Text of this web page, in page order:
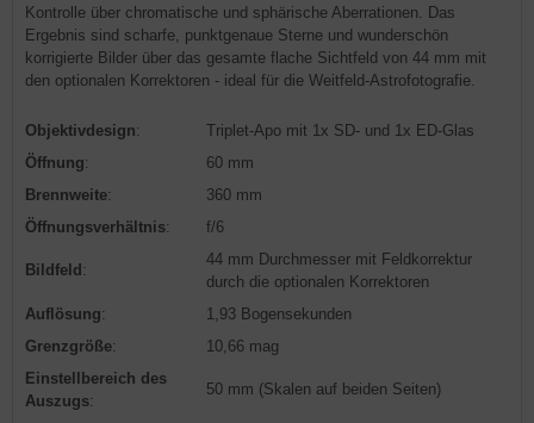
Kontrolle über chromatische und sphärische Aberrationen. Das
Ergebnis sind scharfe, punktgenaue Sterne und wunderschön
korrigierte Bilder über das gesamte flache Sichtfeld von 44 mm mit
den optionalen Korrektoren - ideal für die Weitfeld-Astrofotografie.
Objektivdesign:
Triplet-Apo mit 1x SD- und 1x ED-Glas
Öffnung:
60 mm
Brennweite:
360 mm
Öffnungsverhältnis: f/6
Bildfeld :
44 mm Durchmesser mit Feldkorrektur
durch die optionalen Korrektoren
Auflösung:
1,93 Bogensekunden
Grenzgröße:
10,66 mag
Einstellbereich des
Auszugs:
50 mm (Skalen auf beiden Seiten)